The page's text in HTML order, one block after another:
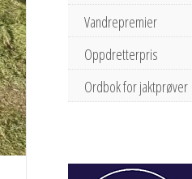
Vandrepremier
Oppdretterpris
Ordbok for jaktprøver